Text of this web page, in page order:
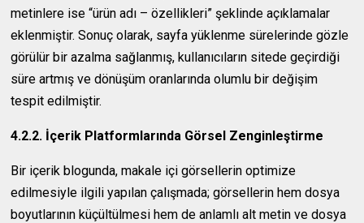
metinlere ise “ürün adı – özellikleri” şeklinde açıklamalar
eklenmiştir. Sonuç olarak, sayfa yüklenme sürelerinde gözle
görülür bir azalma sağlanmış, kullanıcıların sitede geçirdiği
süre artmış ve dönüşüm oranlarında olumlu bir değişim
tespit edilmiştir.
4.2.2. İçerik Platformlarında Görsel Zenginleştirme
Bir içerik blogunda, makale içi görsellerin optimize
edilmesiyle ilgili yapılan çalışmada; görsellerin hem dosya
boyutlarının küçültülmesi hem de anlamlı alt metin ve dosya